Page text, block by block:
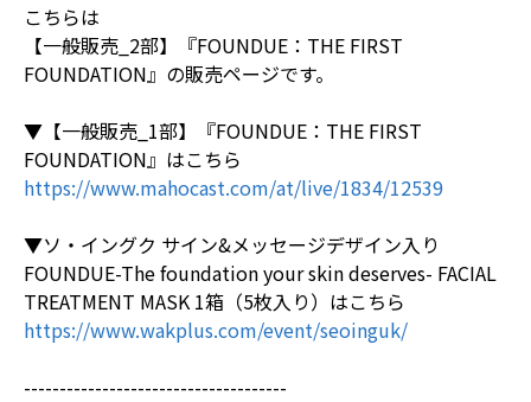
こちらは
【一般販売_2部】『FOUNDUE：THE FIRST
FOUNDATION』の販売ページです。
▼【一般販売_1部】『FOUNDUE：THE FIRST
FOUNDATION』はこちら
https://www.mahocast.com/at/live/1834/12539
▼ソ・イングク サイン&メッセージデザイン入り
FOUNDUE-The foundation your skin deserves- FACIAL
TREATMENT MASK 1箱（5枚入り）はこちら
https://www.wakplus.com/event/seoinguk/
-------------------------------------